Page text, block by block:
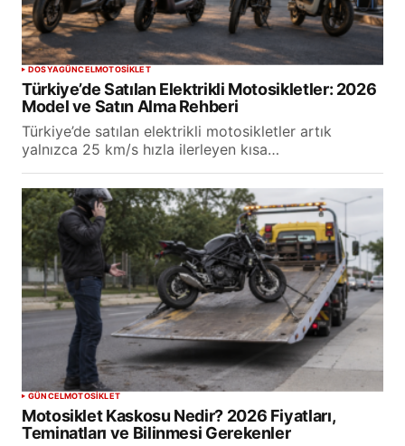
DOSYAGÜNCELMOTOSİKLET
Türkiye’de Satılan Elektrikli Motosikletler: 2026
Model ve Satın Alma Rehberi
Türkiye’de satılan elektrikli motosikletler artık
yalnızca 25 km/s hızla ilerleyen kısa…
GÜNCELMOTOSİKLET
Motosiklet Kaskosu Nedir? 2026 Fiyatları,
Teminatları ve Bilinmesi Gerekenler